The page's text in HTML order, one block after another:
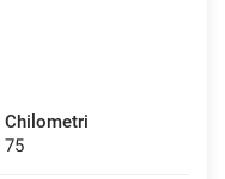
Chilometri
75